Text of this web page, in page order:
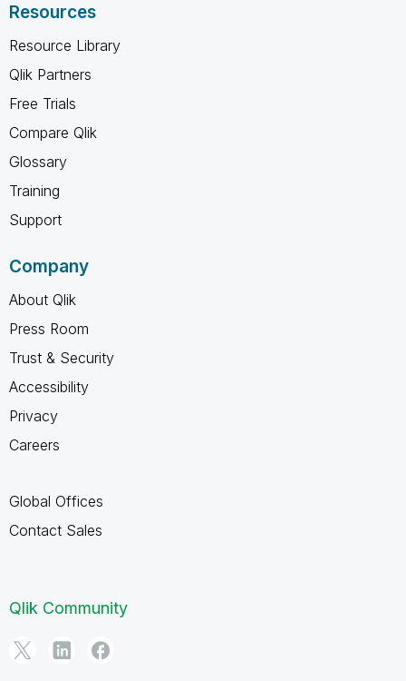
Resources
Resource Library
Qlik Partners
Free Trials
Compare Qlik
Glossary
Training
Support
Company
About Qlik
Press Room
Trust & Security
Accessibility
Privacy
Careers
Global Offices
Contact Sales
Qlik Community